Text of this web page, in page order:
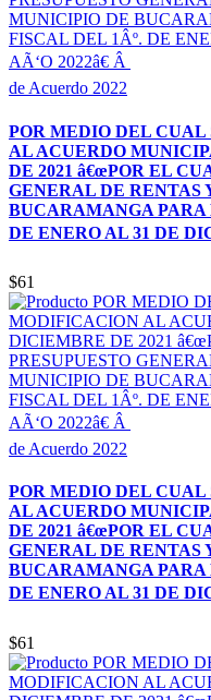
de Acuerdo 2022
POR MEDIO DEL
AL ACUERDO
DE 2021 â€œPOR EL
GENERAL DE RENTAS
BUCARAMANGA
DE ENERO AL 31 DE
$61
de Acuerdo 2022
POR MEDIO DEL
AL ACUERDO
DE 2021 â€œPOR EL
GENERAL DE RENTAS
BUCARAMANGA
DE ENERO AL 31 DE
$61